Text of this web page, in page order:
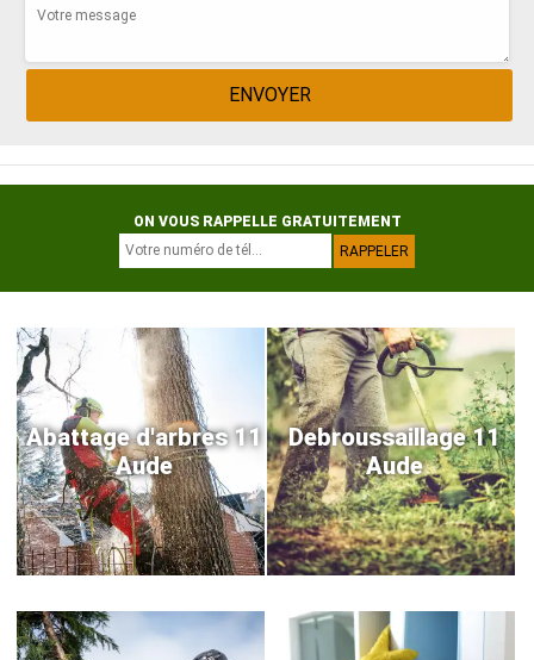
ON VOUS RAPPELLE GRATUITEMENT
Abattage d'arbres 11
Aude
Debroussaillage 11
Aude